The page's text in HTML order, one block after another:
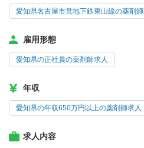
愛知県名古屋市営地下鉄東山線の薬剤師
雇用形態
愛知県の正社員の薬剤師求人
年収
愛知県の年収650万円以上の薬剤師求人
求人内容